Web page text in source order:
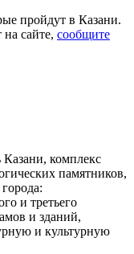
пройдут в Казани.
сайте, сообщите
комплекс
памятников,
и третьего
и зданий,
и культурную